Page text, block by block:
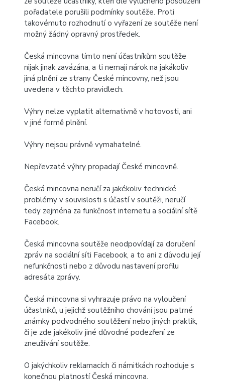
pořadatele porušili podmínky soutěže. Proti
takovémuto rozhodnutí o vyřazení ze soutěže není
možný žádný opravný prostředek.
Česká mincovna tímto není účastníkům soutěže
nijak jinak zavázána, a ti nemají nárok na jakákoliv
jiná plnění ze strany České mincovny, než jsou
uvedena v těchto pravidlech.
Výhry nelze vyplatit alternativně v hotovosti, ani
v jiné formě plnění.
Výhry nejsou právně vymahatelné.
Nepřevzaté výhry propadají České mincovně.
Česká mincovna neručí za jakékoliv technické
problémy v souvislosti s účastí v soutěži, neručí
tedy zejména za funkčnost internetu a sociální sítě
Facebook.
Česká mincovna soutěže neodpovídají za doručení
zpráv na sociální síti Facebook, a to ani z důvodu její
nefunkčnosti nebo z důvodu nastavení profilu
adresáta zprávy.
Česká mincovna si vyhrazuje právo na vyloučení
účastníků, u jejichž soutěžního chování jsou patrné
známky podvodného soutěžení nebo jiných praktik,
či je zde jakékoliv jiné důvodné podezření ze
zneužívání soutěže.
O jakýchkoliv reklamacích či námitkách rozhoduje s
konečnou platností Česká mincovna.